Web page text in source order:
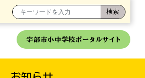
宇部市小中学校ポータルサイト